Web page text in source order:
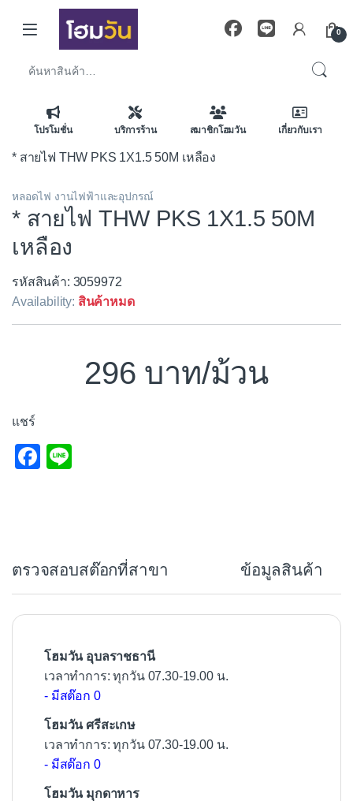
Skip to navigation
Skip to content
0
โปรโมชั่น บริการร้าน สมาชิกโฮมวัน เกี่ยวกับเรา
* สายไฟ THW PKS 1X1.5 50M เหลือง
หลอดไฟ งานไฟฟ้าและอุปกรณ์
* สายไฟ THW PKS 1X1.5 50M
เหลือง
รหัสสินค้า: 3059972
Availability: สินค้าหมด
296 /ม้วน
แชร์
F
o
o
ตรวจสอบสต๊อกที่สาขา ข้อมูลสินค้า
โฮมวัน อุบลราชธานี
เวลาทำการ: ทุกวัน 07.30-19.00 น.
- มีสต๊อก 0
โฮมวัน ศรีสะเกษ
เวลาทำการ: ทุกวัน 07.30-19.00 น.
- มีสต๊อก 0
โฮมวัน มุกดาหาร